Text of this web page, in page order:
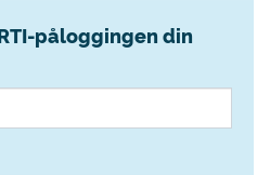
påloggingen din